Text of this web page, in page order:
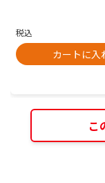
税込
カートに入
こ